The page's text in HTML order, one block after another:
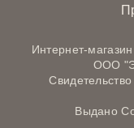
Интернет-
ООО
Выдано